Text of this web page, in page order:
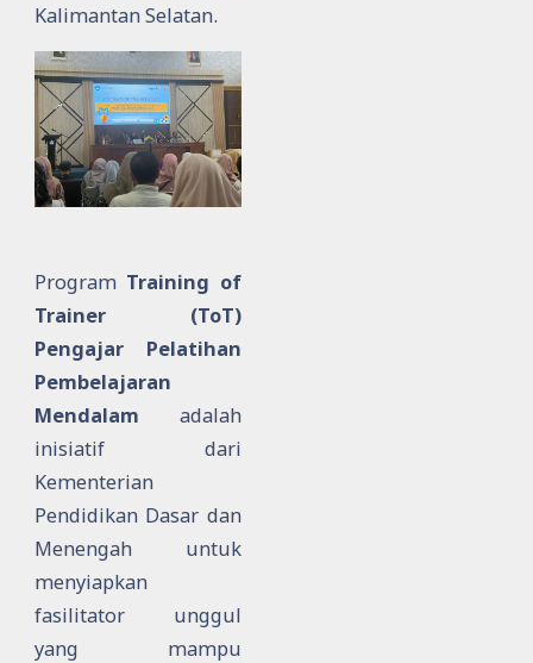
Kalimantan Selatan.
Program Training of
Trainer (ToT)
Pengajar Pelatihan
Pembelajaran
Mendalam adalah
inisiatif dari
Kementerian
Pendidikan Dasar dan
Menengah untuk
menyiapkan
fasilitator unggul
yang mampu